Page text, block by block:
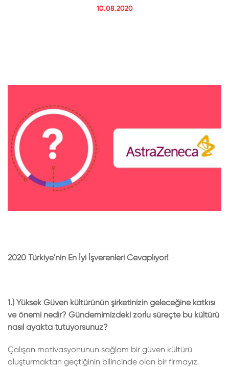
10.08.2020
2020 Türkiye'nin En İyi İşverenleri Cevaplıyor!
1.) Yüksek Güven kültürünün şirketinizin geleceğine katkısı
ve önemi nedir? Gündemimizdeki zorlu süreçte bu kültürü
nasıl ayakta tutuyorsunuz?
Çalışan motivasyonunun sağlam bir güven kültürü
oluşturmaktan geçtiğinin bilincinde olan bir firmayız.